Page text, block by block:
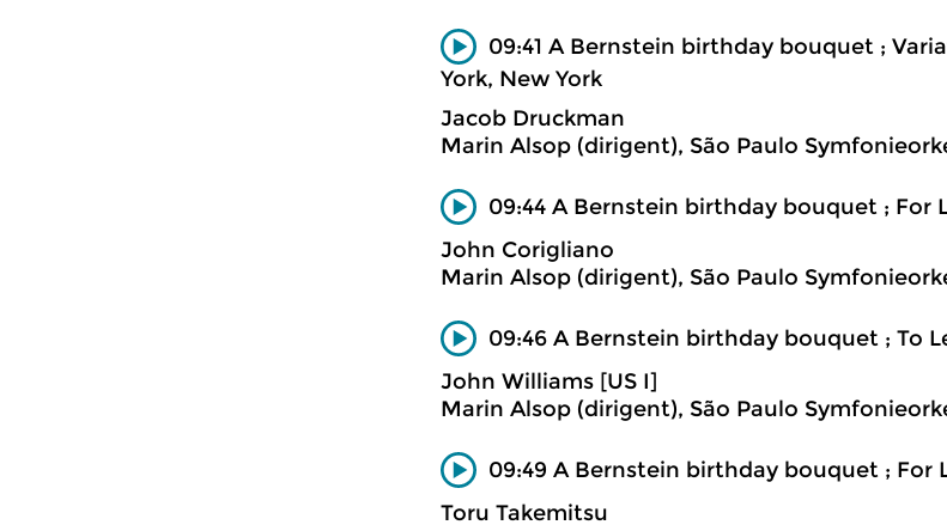
09:41 A Bernstein birthday bouquet ;
York, New York
Jacob Druckman
Marin Alsop (dirigent), São Paulo
09:44 A Bernstein birthday bouquet ;
John Corigliano
Marin Alsop (dirigent), São Paulo
09:46 A Bernstein birthday bouquet ; To
John Williams [US I]
Marin Alsop (dirigent), São Paulo
09:49 A Bernstein birthday bouquet ; For
Toru Takemitsu